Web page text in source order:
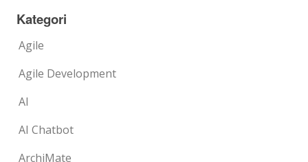
Kategori
Agile
Agile Development
AI
AI Chatbot
ArchiMate